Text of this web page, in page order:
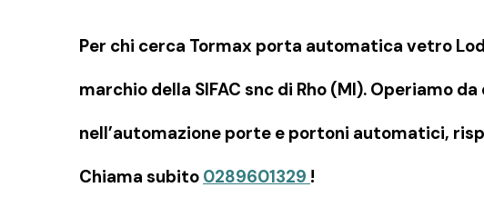
Per chi cerca Tormax porta automatica vetro
marchio della SIFAC snc di Rho (MI). Operiamo
nell’automazione porte e portoni automatici,
Chiama subito 0289601329 !